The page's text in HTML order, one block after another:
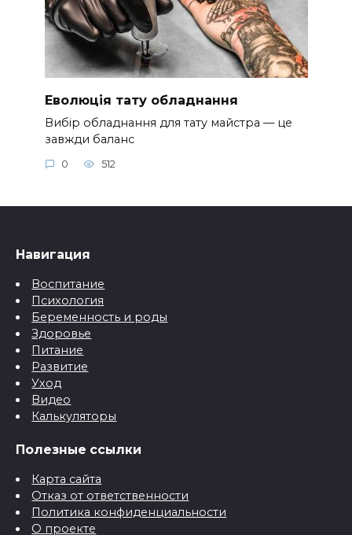
Еволюція тату обладнання
Вибір обладнання для тату майстра — це
завжди баланс
0 512
Навигация
Воспитание
Психология
Беременность и роды
Здоровье
Питание
Развитие
Уход
Видео
Калькуляторы
Полезные ссылки
Карта сайта
Отказ от ответственности
Политика конфиденциальности
О проекте